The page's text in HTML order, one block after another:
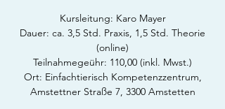
Kursleitung: Karo Mayer
Dauer: ca. 3,5 Std. Praxis, 1,5 Std. Theorie
(online)
Teilnahmegeühr: 110,00 (inkl. Mwst.)
Ort: Einfachtierisch Kompetenzzentrum,
Amstettner Straße 7, 3300 Amstetten